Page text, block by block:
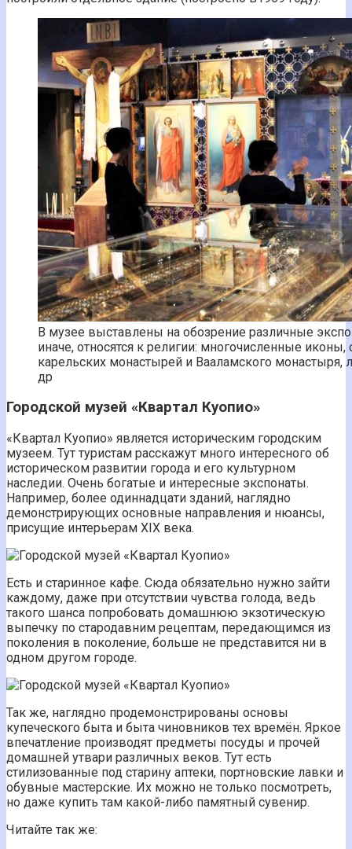
В музее выставлены на обозрение различные
иначе, относятся к религии: многочисленные
карельских монастырей и Вааламского монастыря,
др
Городской музей «Квартал Куопио»
«Квартал Куопио» является историческим городским
музеем. Тут туристам расскажут много интересного об
историческом развитии города и его культурном
наследии. Очень богатые и интересные экспонаты.
Например, более одиннадцати зданий, наглядно
демонстрирующих основные направления и нюансы,
присущие интерьерам XIX века.
Есть и старинное кафе. Сюда обязательно нужно зайти
каждому, даже при отсутствии чувства голода, ведь
такого шанса попробовать домашнюю экзотическую
выпечку по стародавним рецептам, передающимся из
поколения в поколение, больше не представится ни в
одном другом городе.
Так же, наглядно продемонстрированы основы
купеческого быта и быта чиновников тех времён. Яркое
впечатление производят предметы посуды и прочей
домашней утвари различных веков. Тут есть
стилизованные под старину аптеки, портновские лавки и
обувные мастерские. Их можно не только посмотреть,
но даже купить там какой-либо памятный сувенир.
Читайте так же: